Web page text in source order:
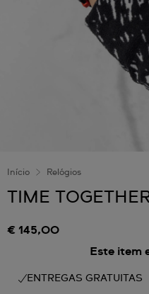
Início Relógios
TIME
€ 145,00
Este item
ENTREGAS GRATUITAS